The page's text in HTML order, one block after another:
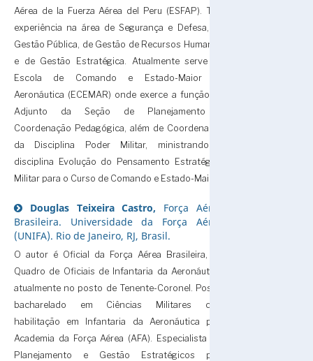
Aérea de la Fuerza Aérea del Peru (ESFAP). Tem
experiência na área de Segurança e Defesa, de
Gestão Pública, de Gestão de Recursos Humanos
e de Gestão Estratégica. Atualmente serve na
Escola de Comando e Estado-Maior da
Aeronáutica (ECEMAR) onde exerce a função de
Adjunto da Seção de Planejamento e
Coordenação Pedagógica, além de Coordenador
da Disciplina Poder Militar, ministrando a
disciplina Evolução do Pensamento Estratégico
Militar para o Curso de Comando e Estado-Maior.
Douglas Teixeira Castro, Força Aérea
Brasileira. Universidade da Força Aérea
(UNIFA). Rio de Janeiro, RJ, Brasil.
O autor é Oficial da Força Aérea Brasileira, do
Quadro de Oficiais de Infantaria da Aeronáutica,
atualmente no posto de Tenente-Coronel. Possui
bacharelado em Ciências Militares com
habilitação em Infantaria da Aeronáutica pela
Academia da Força Aérea (AFA). Especialista em
Planejamento e Gestão Estratégicos pela